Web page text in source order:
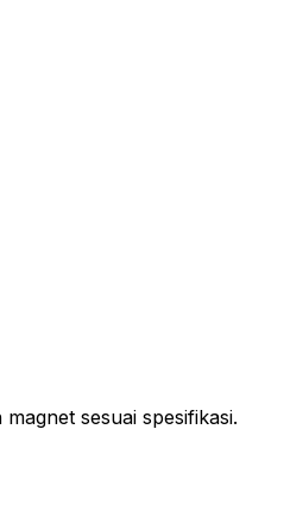
sesuai spesifikasi.